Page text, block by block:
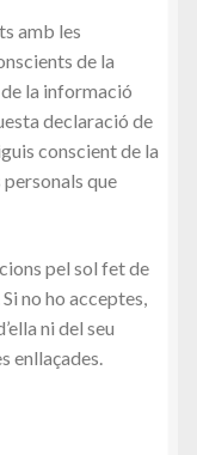
amb les
de la
la informació
declaració de
conscient de la
que
pel sol fet de
no ho acceptes,
ni del seu
enllaçades.